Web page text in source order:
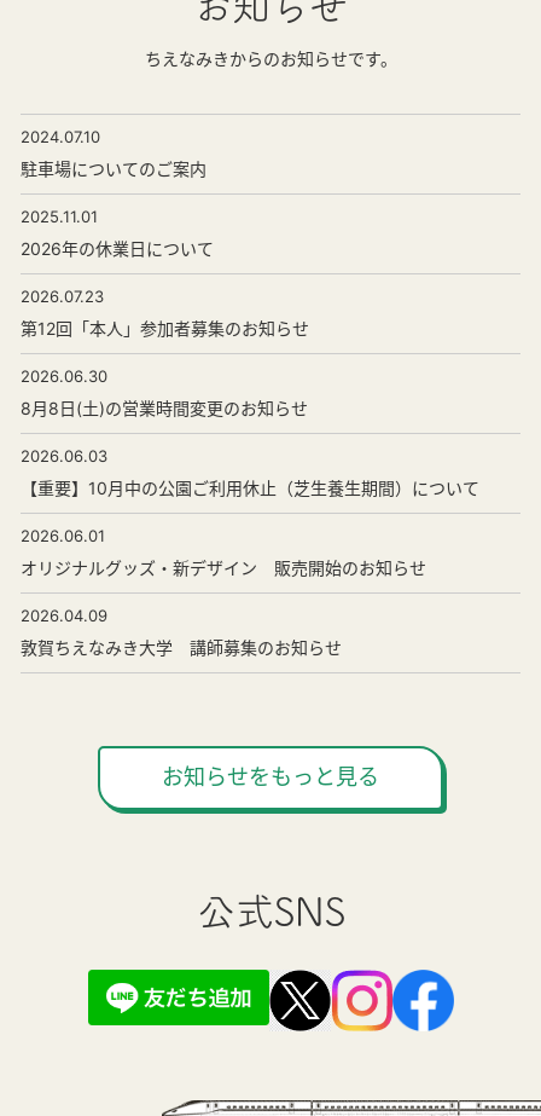
ちえなみきからのお知らせです。
2024.07.10
駐車場についてのご案内
2025.11.01
2026年の休業日について
2026.07.23
第12回「本人」参加者募集のお知らせ
2026.06.30
8月8日(土)の営業時間変更のお知らせ
2026.06.03
【重要】10月中の公園ご利用休止（芝生養生期間）について
2026.06.01
オリジナルグッズ・新デザイン 販売開始のお知らせ
2026.04.09
敦賀ちえなみき大学 講師募集のお知らせ
お知らせをもっと見る
公式SNS